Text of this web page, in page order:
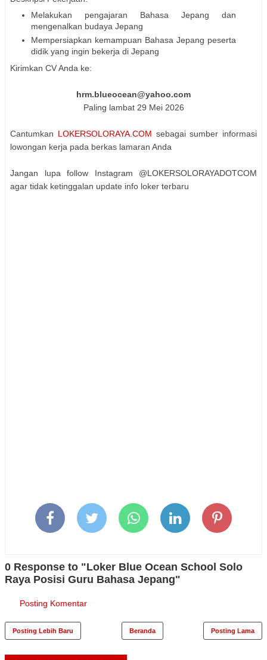
Melakukan pengajaran Bahasa Jepang dan
mengenalkan budaya Jepang
Mempersiapkan kemampuan Bahasa Jepang peserta
didik yang ingin bekerja di Jepang
Kirimkan CV Anda ke:
hrm.blueocean@yahoo.com
Paling lambat 29 Mei 2026
Cantumkan LOKERSOLORAYA.COM sebagai sumber informasi
lowongan kerja pada berkas lamaran Anda
Jangan lupa follow Instagram @LOKERSOLORAYADOTCOM
agar tidak ketinggalan update info loker terbaru
0 Response to "Loker Blue Ocean School Solo
Raya Posisi Guru Bahasa Jepang"
Posting Komentar
Posting Lebih Baru Posting Lama
Beranda